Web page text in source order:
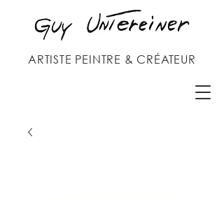
ARTISTE PEINTRE & CRÉATEUR